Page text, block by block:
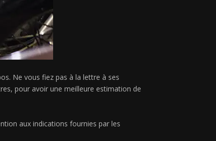
Ne vous fiez pas à la lettre à ses
pour avoir une meilleure estimation de
aux indications fournies par les